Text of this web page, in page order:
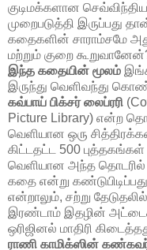
குடிமக்களான
முறைபடுத்தி இருப்பது
கதைகளின் சாராம்சமே
மற்றும் குறை
இந்த கதையின் மூலம்
இருந்து வெளிவந்து
கவ்பாய் பிக்சர் லைப்ரரி
Picture Library) என்ற
வெளியான ஒரு
கிட்டதட்ட 500 புத்தகங்கள்
வெளியான அந்த தொடரில்
கதை என்று
என்றாலும், சற்று
இரண்டாம் இதழின்
ஒரிஜினல் மாதிரி
ராணி காமிக்ஸின்